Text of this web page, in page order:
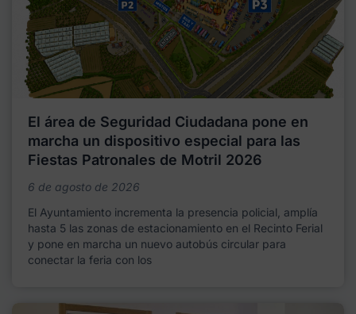
El área de Seguridad Ciudadana pone en
marcha un dispositivo especial para las
Fiestas Patronales de Motril 2026
6 de agosto de 2026
El Ayuntamiento incrementa la presencia policial, amplía
hasta 5 las zonas de estacionamiento en el Recinto Ferial
y pone en marcha un nuevo autobús circular para
conectar la feria con los